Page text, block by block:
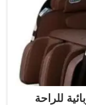
للراحة